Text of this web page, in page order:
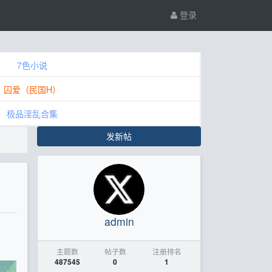
登录
7色小说
囚爱（民国H）
极品淫乱合集
发新帖
admin
主题数
487545
帖子数
0
注册排名
1